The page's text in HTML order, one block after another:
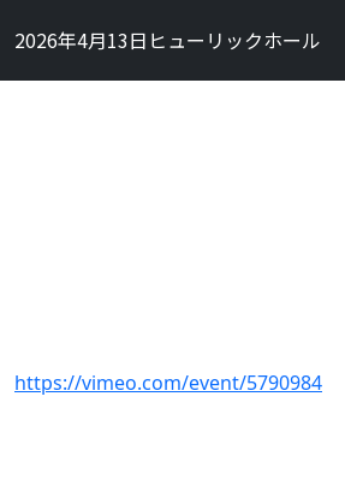
2026年4月13日ヒューリックホール
https://vimeo.com/event/5790984